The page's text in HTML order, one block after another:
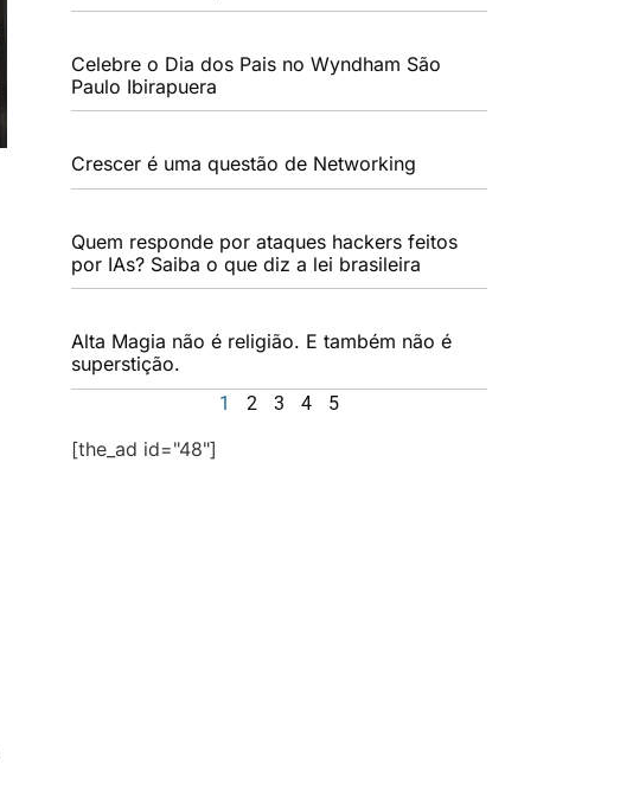
Celebre o Dia dos Pais no Wyndham São
Paulo Ibirapuera
Crescer é uma questão de Networking
Quem responde por ataques hackers feitos
por IAs? Saiba o que diz a lei brasileira
Alta Magia não é religião. E também não é
superstição.
1 2 3 4 5
[the_ad id="48"]